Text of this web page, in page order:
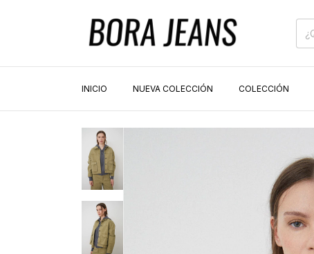
INICIO NUEVA COLECCIÓN COLECCIÓN